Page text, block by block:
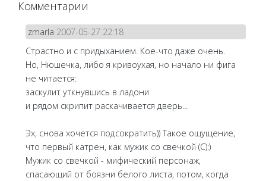
Комментарии
zmarla 2007-05-27 22:18
Страстно и с придыханием. Кое-что даже очень.
Но, Нюшечка, либо я кривоухая, но начало ни фига
не читается:
заскулит уткнувшись в ладони
и рядом скрипит раскачивается дверь...
Эх, снова хочется подсократить)) Такое ощущение,
что первый катрен, как мужик со свечкой (С):)
Мужик со свечкой - мифический персонаж,
спасающий от боязни белого листа, потом, когда